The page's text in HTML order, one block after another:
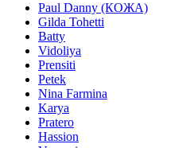
Paul Danny (КОЖА)
Gilda Tohetti
Batty
Vidoliya
Prensiti
Petek
Nina Farmina
Karya
Pratero
Hassion